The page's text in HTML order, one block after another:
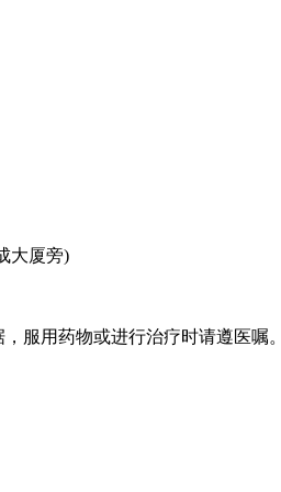
大厦旁)
服用药物或进行治疗时请遵医嘱